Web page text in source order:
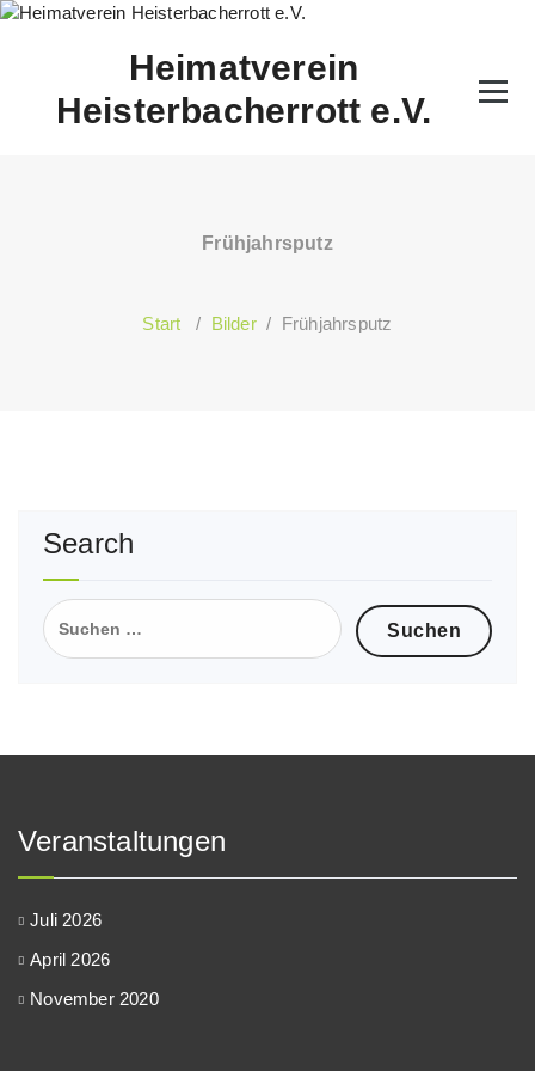
Zum
Heimatverein
Heisterbacherrott e.V.
Frühjahrsputz
Start / Bilder/ Frühjahrsputz
Search
Suche
nach:
Veranstaltungen
Juli 2026
April 2026
November 2020